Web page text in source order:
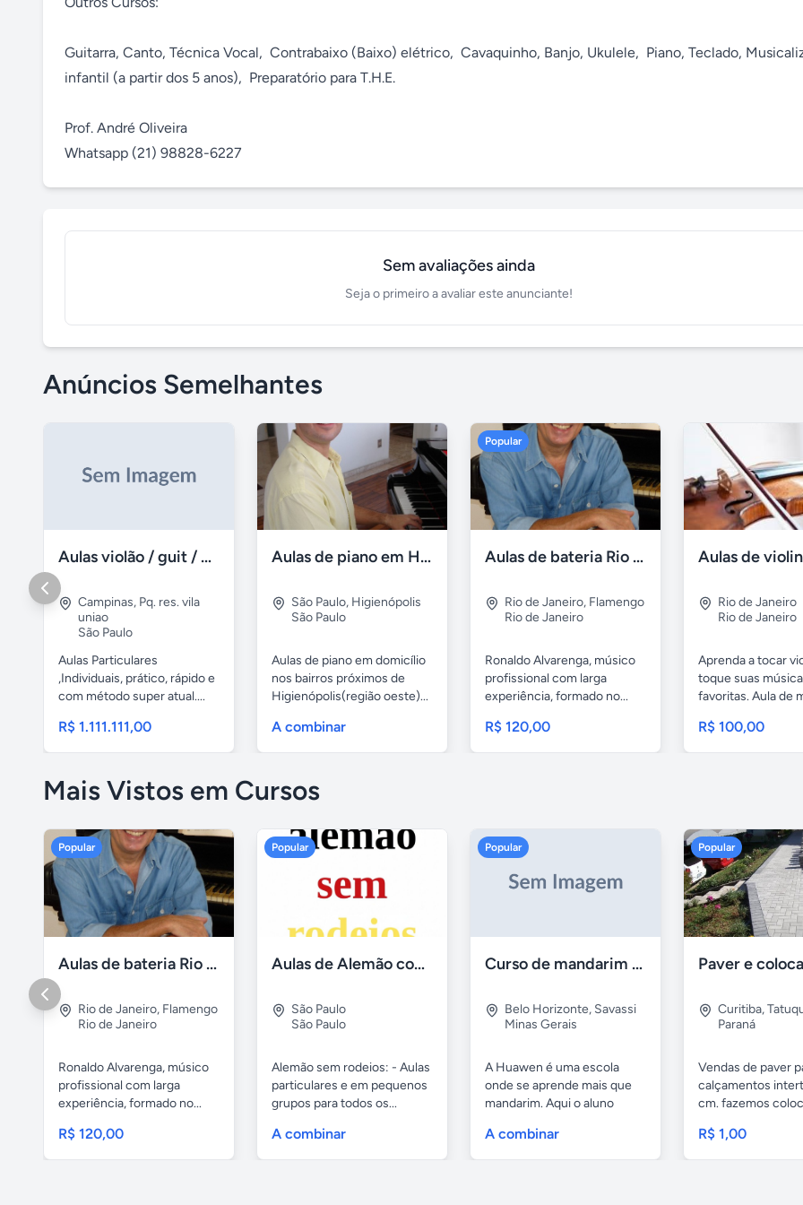
Guitarra, Canto, Técnica Vocal,  Contrabaixo (Baixo) elétrico,  Cavaquinho, Banjo, Ukulele,  Piano, Teclado,
infantil (a partir dos 5 anos),  Preparatório para T.H.E.
Prof. André Oliveira
Whatsapp (21) 98828-6227
Sem avaliações ainda
Seja o primeiro a avaliar este anunciante!
Anúncios Semelhantes
Aulas violão / guit / particular
Campinas, Pq. res. vila
uniao
São Paulo
Aulas Particulares
,Individuais, prático, rápido e
com método super atual....
R$ 1.111.111,00
Aulas de piano em Higienópolis
São Paulo, Higienópolis
São Paulo
Aulas de piano em domicílio
nos bairros próximos de
Higienópolis(região oeste)...
A combinar
Popular
Aulas de bateria Rio de Janeiro
Rio de Janeiro, Flamengo
Rio de Janeiro
Ronaldo Alvarenga, músico
profissional com larga
experiência, formado no...
R$ 120,00
Rio de Janeiro
Rio de Janeiro
Aprenda a tocar
toque suas
favoritas. Aula de
R$ 100,00
Mais Vistos em Cursos
Popular
Aulas de bateria Rio de Janeiro
Rio de Janeiro, Flamengo
Rio de Janeiro
Ronaldo Alvarenga, músico
profissional com larga
experiência, formado no...
R$ 120,00
Popular
Aulas de Alemão com Professor Nativo
São Paulo
São Paulo
Alemão sem rodeios: - Aulas
particulares e em pequenos
grupos para todos os...
A combinar
Popular
Curso de mandarim em belo horizonte
Belo Horizonte, Savassi
Minas Gerais
A Huawen é uma escola
onde se aprende mais que
mandarim. Aqui o aluno
A combinar
Popular
Curitiba,
Paraná
Vendas de paver
calçamentos
cm. fazemos
R$ 1,00